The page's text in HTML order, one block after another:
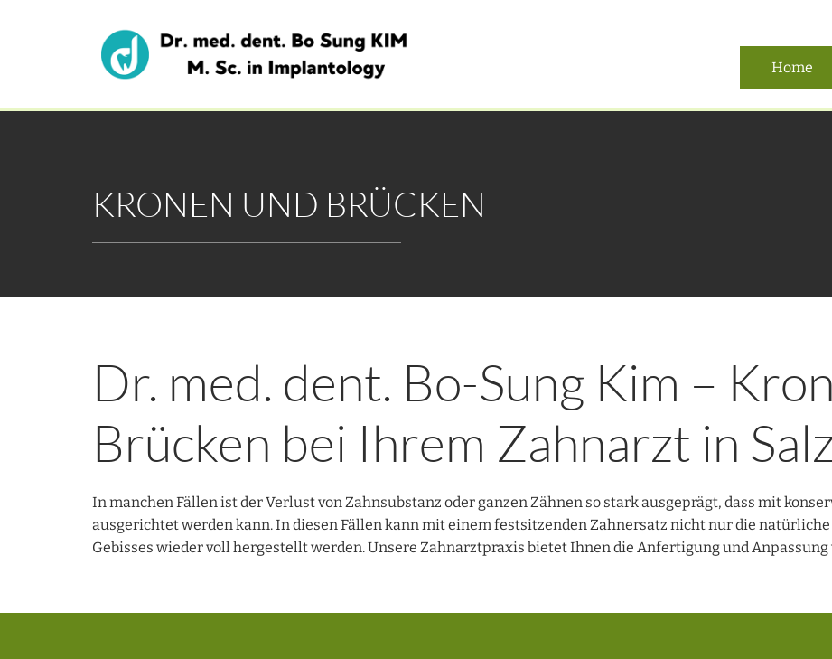
Home
KRONEN UND BRÜCKEN
Dr. med. dent. Bo-Sung Kim –
Brücken bei Ihrem Zahnarzt in
In manchen Fällen ist der Verlust von Zahnsubstanz oder ganzen Zähnen so stark ausgeprägt, dass mit
ausgerichtet werden kann. In diesen Fällen kann mit einem festsitzenden Zahnersatz nicht nur die
Gebisses wieder voll hergestellt werden. Unsere Zahnarztpraxis bietet Ihnen die Anfertigung und